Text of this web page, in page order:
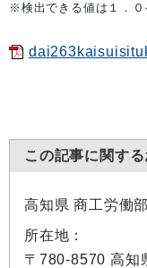
※検出できる値は１．
この記事に関す
高知県 商工労働
所在地：
〒780-8570 高知